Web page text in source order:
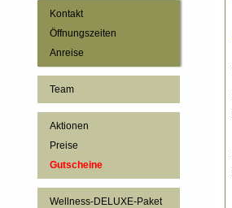
Kontakt
Öffnungszeiten
Anreise
Team
Aktionen
Preise
Gutscheine
Wellness-DELUXE-Paket